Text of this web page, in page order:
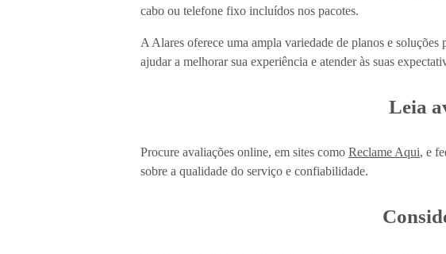
cabo ou telefone fixo incluídos nos pacotes.
A Alares oferece uma ampla variedade de planos e soluções
ajudar a melhorar sua experiência e atender às suas
Leia
Procure avaliações online, em sites como Reclame Aqui, e
sobre a qualidade do serviço e confiabilidade.